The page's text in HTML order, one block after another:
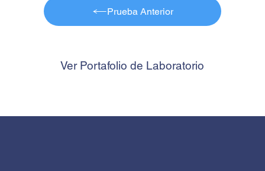
Prueba Anterior
Ver Portafolio de Laboratorio